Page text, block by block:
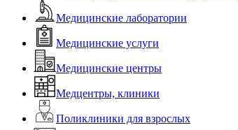
Медицинские лаборатории
Медицинские услуги
Медицинские центры
Медцентры, клиники
Поликлиники для взрослых